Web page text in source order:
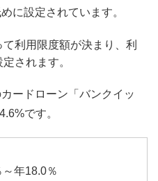
に設定されています。
利用限度額が決まり、利
されます。
ードローン「バンクイッ
です。
年18.0％